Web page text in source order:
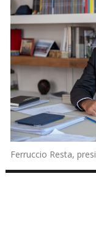
Ferruccio Resta,